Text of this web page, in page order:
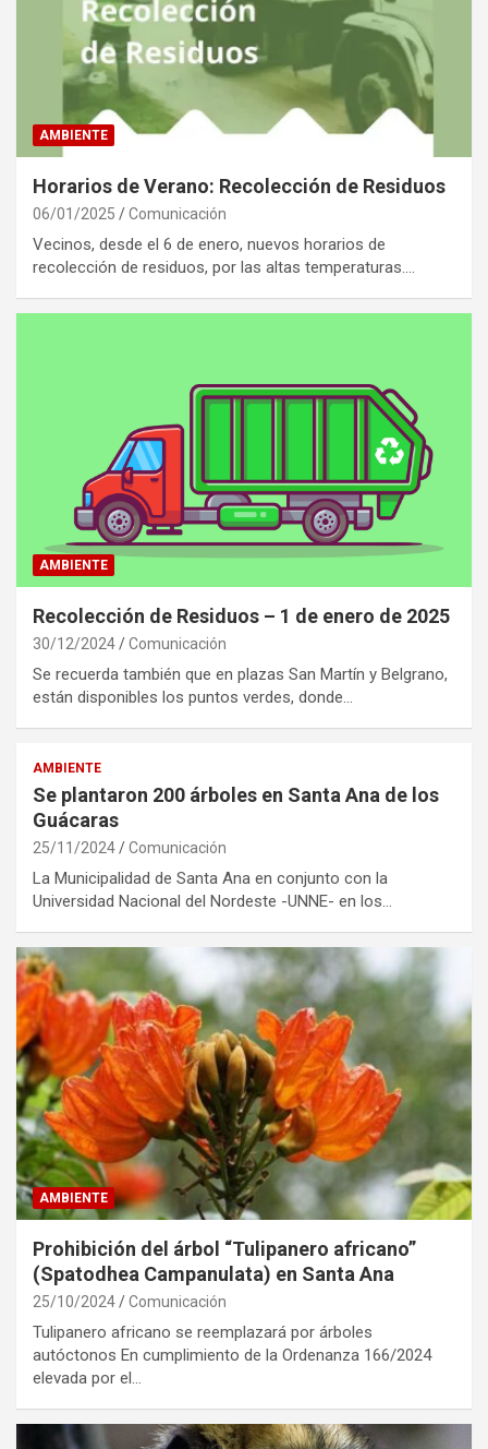
AMBIENTE
Horarios de Verano: Recolección de Residuos
06/01/2025 Comunicación
Vecinos, desde el 6 de enero, nuevos horarios de
recolección de residuos, por las altas temperaturas.…
AMBIENTE
Recolección de Residuos – 1 de enero de 2025
30/12/2024 Comunicación
Se recuerda también que en plazas San Martín y Belgrano,
están disponibles los puntos verdes, donde…
AMBIENTE
Se plantaron 200 árboles en Santa Ana de los
Guácaras
25/11/2024 Comunicación
La Municipalidad de Santa Ana en conjunto con la
Universidad Nacional del Nordeste -UNNE- en los…
AMBIENTE
Prohibición del árbol “Tulipanero africano”
(Spatodhea Campanulata) en Santa Ana
25/10/2024 Comunicación
Tulipanero africano se reemplazará por árboles
autóctonos En cumplimiento de la Ordenanza 166/2024
elevada por el…